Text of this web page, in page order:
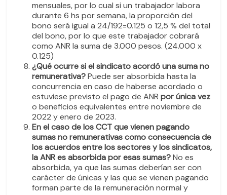
mensuales, por lo cual si un trabajador labora
durante 6 hs por semana, la proporción del
bono será igual a 24/192=0.125 o 12,5 % del total
del bono, por lo que este trabajador cobrará
como ANR la suma de 3.000 pesos. (24.000 x
0.125)
¿Qué ocurre si el sindicato acordó una suma no
remunerativa?Puede ser absorbida hasta la
concurrencia en caso de haberse acordado o
estuviese previsto el pago de ANRpor única vez
o beneficios equivalentes entre noviembre de
2022 y enero de 2023.
En el caso de los CCT que vienen pagando
sumas no remunerativas como consecuencia de
los acuerdos entre los sectores y los sindicatos,
la ANR es absorbida por esas sumas?No es
absorbida, ya que las sumas deberían ser con
carácter de únicas y las que se vienen pagando
forman parte de la remuneración normal y